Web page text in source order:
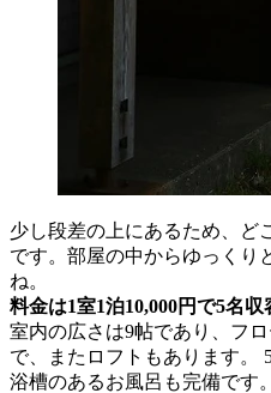
少し段差の上にあるため、ど
です。部屋の中からゆっくり
ね。
料金は1室1泊10,000円で5名収
室内の広さは9帖であり、フ
で、またロフトもあります。
浴槽のあるお風呂も完備です。